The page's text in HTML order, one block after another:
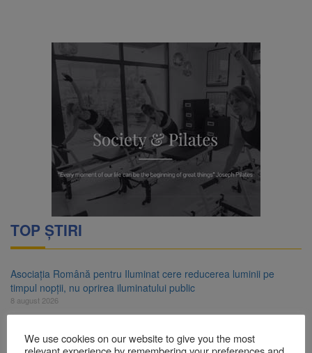
TOP ȘTIRI
Asociația Română pentru Iluminat cere reducerea luminii pe
timpul nopții, nu oprirea iluminatului public
8 august 2026
Două persoane primesc îngrijiri medicale
We use cookies on our website to give you the most